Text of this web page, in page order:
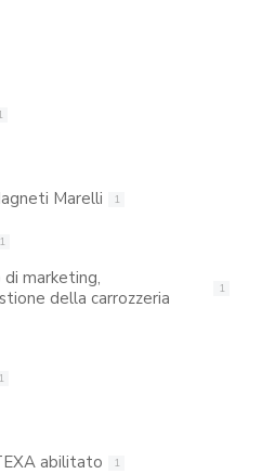
Marelli 1
1
marketing,
della carrozzeria
1
1
abilitato 1